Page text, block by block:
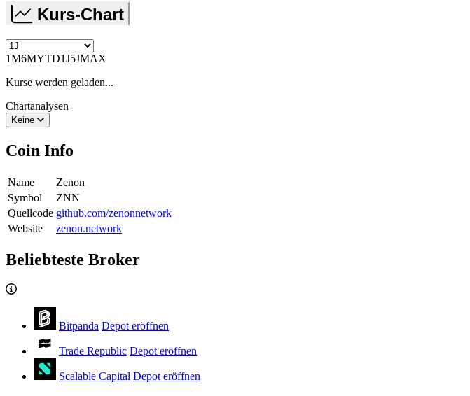
Kurs-Chart
1M6MYTD1J5JMAX
Kurse werden geladen...
Chartanalysen
Keine
Coin Info
Name
Zenon
Symbol
ZNN
Quellcode github.com/zenonnetwork
Website
zenon.network
Beliebteste Broker
Bitpanda Depot eröffnen
Trade Republic Depot eröffnen
Scalable Capital Depot eröffnen